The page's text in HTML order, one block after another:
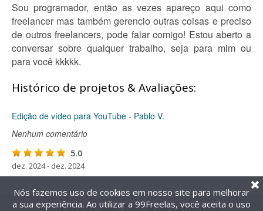
Sou programador, então as vezes apareço aqui como
freelancer mas também gerencio outras coisas e preciso
de outros freelancers, pode falar comigo! Estou aberto a
conversar sobre qualquer trabalho, seja para mim ou
para você kkkkk.
Histórico de projetos & Avaliações:
Edição de vídeo para YouTube - Pablo V.
Nenhum comentário
5.0
dez. 2024 - dez. 2024
@2014-2026 99Freelas. Todos os direitos reservados.
Nós fazemos uso de cookies em nosso site para melhorar
a sua experiência. Ao utilizar a 99Freelas, você aceita o uso